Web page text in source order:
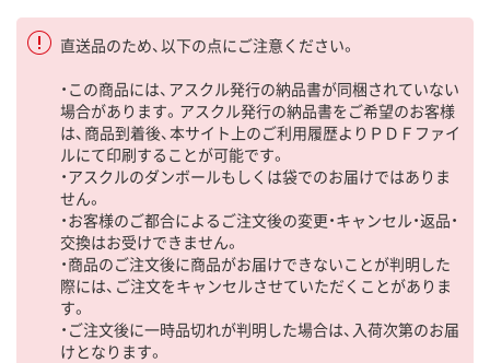
直送品のため、以下の点にご注意ください。
・この商品には、アスクル発行の納品書が同梱されていない
場合があります。アスクル発行の納品書をご希望のお客様
は、商品到着後、本サイト上のご利用履歴よりＰＤＦファイ
ルにて印刷することが可能です。
・アスクルのダンボールもしくは袋でのお届けではありま
せん。
・お客様のご都合によるご注文後の変更・キャンセル・返品・
交換はお受けできません。
・商品のご注文後に商品がお届けできないことが判明した
際には、ご注文をキャンセルさせていただくことがありま
す。
・ご注文後に一時品切れが判明した場合は、入荷次第のお届
けとなります。